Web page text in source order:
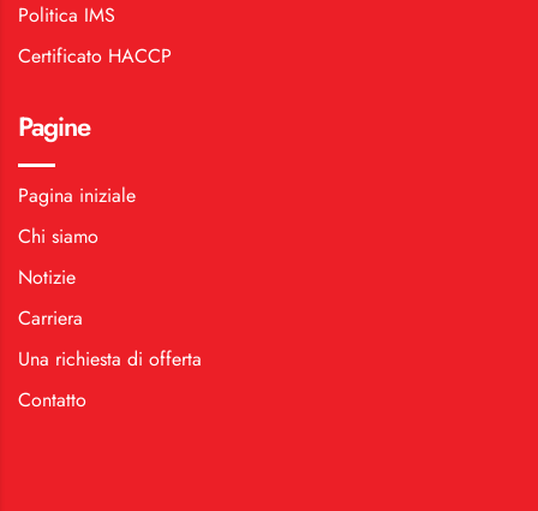
Politica IMS
Certificato HACCP
Pagine
Pagina iniziale
Chi siamo
Notizie
Carriera
Una richiesta di offerta
Contatto